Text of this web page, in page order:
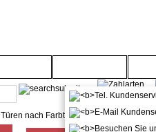
Türen nach Farbton